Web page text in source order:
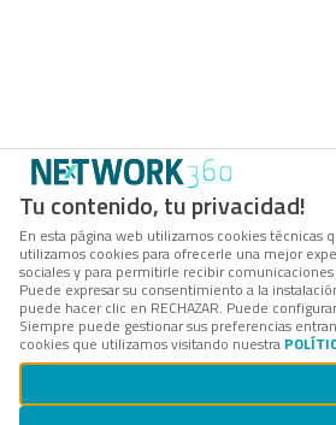
Tu contenido, tu privacidad!
En esta página web utilizamos cookies técnicas
utilizamos cookies para ofrecerle una mejor
sociales y para permitirle recibir
Puede expresar su consentimiento a la
puede hacer clic en RECHAZAR. Puede
Siempre puede gestionar sus preferencias
cookies que utilizamos visitando nuestra